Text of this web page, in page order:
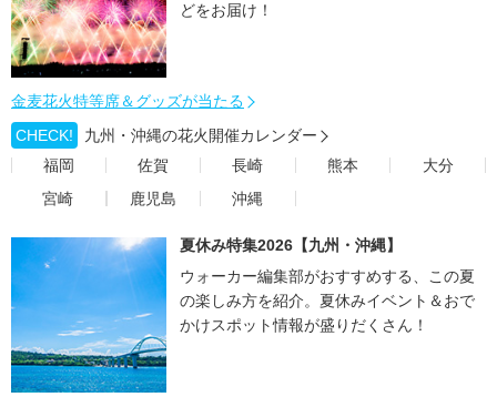
どをお届け！
金麦花火特等席＆グッズが当たる
CHECK!
九州・沖縄の花火開催カレンダー
福岡
佐賀 長崎 熊本
大分
宮崎
鹿児島 沖縄
夏休み特集2026【九州・沖縄】
ウォーカー編集部がおすすめする、この夏
の楽しみ方を紹介。夏休みイベント＆おで
かけスポット情報が盛りだくさん！